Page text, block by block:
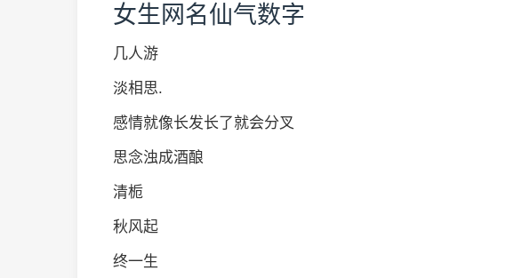
女生网名仙气数字
几人游
淡相思.
感情就像长发长了就会分叉
思念浊成酒酿
清栀
秋风起
终一生